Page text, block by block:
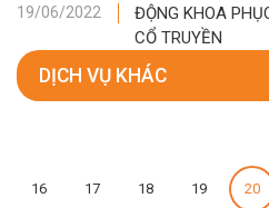
19/06/2022
ĐỘNG KHOA
CỔ TRUYỀN
DỊCH VỤ KHÁC
16 17 18 19 20